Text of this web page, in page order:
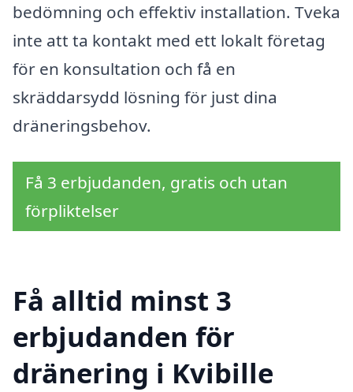
bedömning och effektiv installation. Tveka
inte att ta kontakt med ett lokalt företag
för en konsultation och få en
skräddarsydd lösning för just dina
dräneringsbehov.
Få 3 erbjudanden, gratis och utan
förpliktelser
Få alltid minst 3
erbjudanden för
dränering i Kvibille